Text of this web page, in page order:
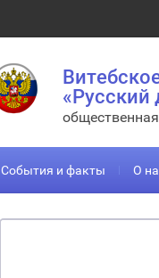
«Русский
События и факты О